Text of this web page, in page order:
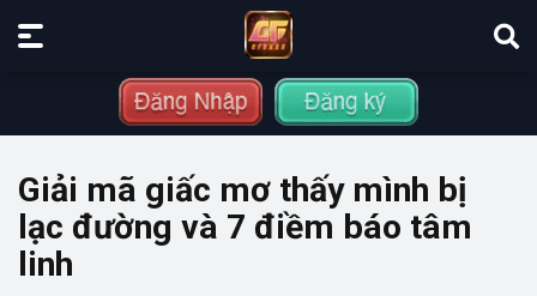
Giải mã giấc mơ thấy mình bị
lạc đường và 7 điềm báo tâm
linh